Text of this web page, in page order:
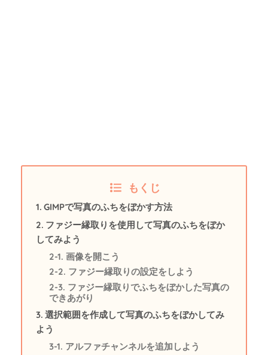
もくじ
GIMPで写真のふちをぼかす方法
ファジー縁取りを使用して写真のふちをぼか
してみよう
画像を開こう
ファジー縁取りの設定をしよう
ファジー縁取りでふちをぼかした写真の
できあがり
選択範囲を作成して写真のふちをぼかしてみ
よう
アルファチャンネルを追加しよう